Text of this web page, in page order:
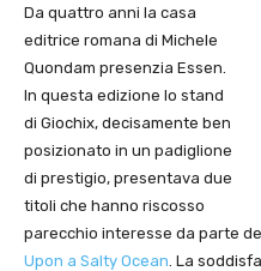
Da quattro anni la casa
editrice romana di Michele
Quondam presenzia Essen.
In questa edizione lo stand
di Giochix, decisamente ben
posizionato in un padiglione
di prestigio, presentava due
titoli che hanno riscosso
parecchio interesse da parte
Upon a Salty Ocean . La